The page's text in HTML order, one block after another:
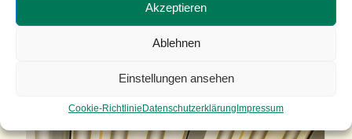
Akzeptieren
Ablehnen
Einstellungen ansehen
Cookie-RichtlinieDatenschutzerklärungImpressum
LED-
Auch mit Funkfernbedienung und Dimmfunktion